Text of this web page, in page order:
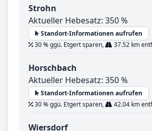
Strohn
Aktueller Hebesatz: 350 %
Standort-Informationen aufrufen
30 % ggü. Etgert sparen,
37.52 km
Horschbach
Aktueller Hebesatz: 350 %
Standort-Informationen aufrufen
30 % ggü. Etgert sparen,
42.04 km
Wiersdorf